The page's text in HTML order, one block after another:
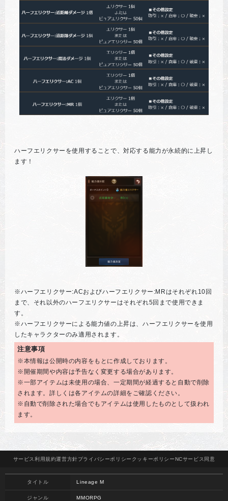
ハーフエリクサーを使用することで、対応する能力が永続的に上昇し
ます！
※ハーフエリクサー:ACおよびハーフエリクサー:MRはそれぞれ10回
まで、それ以外のハーフエリクサーはそれぞれ5回まで使用できま
す。
※ハーフエリクサーによる能力値の上昇は、ハーフエリクサーを使用
したキャラクターのみ適用されます。
注意事項
※本情報は公開時の内容をもとに作成しております。
※開催期間や内容は予告なく変更する場合があります。
※一部アイテムは未使用の場合、一定期間が経過すると自動で削除
されます。詳しくは各アイテムの詳細をご確認ください。
※自動で削除された場合でもアイテムは使用したものとして扱われ
ます。
サービス 利用規約運営方針プライバシーポリシー クッキーポリシーNCサービス 同意
タイトル Lineage M
ジャンル MMORPG